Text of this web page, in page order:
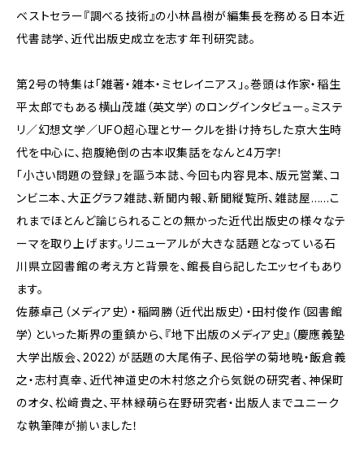
ベストセラー『調べる技術』の小林昌樹が編集長を務める日本近
代書誌学、近代出版史成立を志す年刊研究誌。
第2号の特集は「雑著・雑本・ミセレイニアス」。巻頭は作家・稲生
平太郎でもある横山茂雄（英文学）のロングインタビュー。ミステ
リ／幻想文学／UFO超心理とサークルを掛け持ちした京大生時
代を中心に、抱腹絶倒の古本収集話をなんと4万字！
「小さい問題の登録」を謳う本誌、今回も内容見本、版元営業、コ
ンビニ本、大正グラフ雑誌、新聞内報、新聞縦覧所、雑誌屋……こ
れまでほとんど論じられることの無かった近代出版史の様々なテ
ーマを取り上げます。リニューアルが大きな話題となっている石
川県立図書館の考え方と背景を、館長自ら記したエッセイもあり
ます。
佐藤卓己（メディア史）・稲岡勝（近代出版史）・田村俊作（図書館
学）といった斯界の重鎮から、『地下出版のメディア史』（慶應義塾
大学出版会、2022）が話題の大尾侑子、民俗学の菊地暁・飯倉義
之・志村真幸、近代神道史の木村悠之介ら気鋭の研究者、神保町
のオタ、松﨑貴之、平林緑萌ら在野研究者・出版人までユニーク
な執筆陣が揃いました！